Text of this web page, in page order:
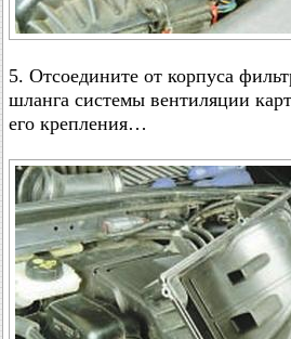
5. Отсоедините от корпуса
шланга системы вентиляции
его крепления…